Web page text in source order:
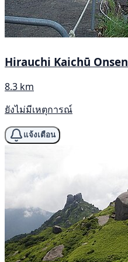
Hirauchi Kaichū Onsen
8.3 km
ยังไม่มีเหตุการณ์
แจ้งเตือน